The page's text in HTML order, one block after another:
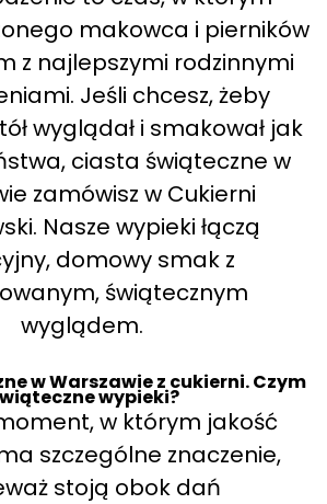
makowca i pierników
z najlepszymi rodzinnymi
Jeśli chcesz, żeby
wyglądał i smakował jak
ciasta świąteczne w
zamówisz w Cukierni
Nasze wypieki łączą
domowy smak z
świątecznym
wyglądem.
w Warszawie z cukierni. Czym
wypieki?
w którym jakość
szczególne znaczenie,
stoją obok dań